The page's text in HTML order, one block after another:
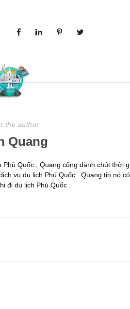
the author
Quang
Quốc , Quang cũng dành chút thời
vụ du lịch Phú Quốc . Quang tin nó
đi du lịch Phú Quốc .